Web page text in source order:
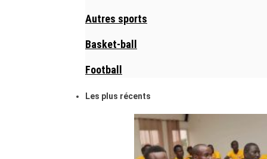
Autres sports
Basket-ball
Football
Les plus récents